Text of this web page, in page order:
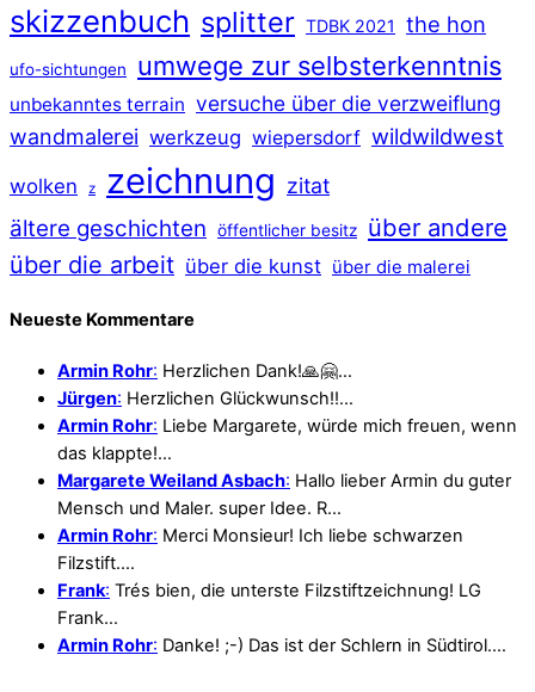
skizzenbuch splitter TDBK 2021 the hon
ufo-sichtungen umwege zur selbsterkenntnis
unbekanntes terrain versuche über die verzweiflung
wandmalerei werkzeug wiepersdorf wildwildwest
wolken z zeichnung zitat
ältere geschichten öffentlicher besitz über andere
über die arbeit über die kunst über die malerei
Neueste Kommentare
Armin Rohr: Herzlichen Dank!🙏🤗…
Jürgen: Herzlichen Glückwunsch!!…
Armin Rohr: Liebe Margarete, würde mich freuen, wenn
das klappte!…
Margarete Weiland Asbach: Hallo lieber Armin du guter
Mensch und Maler. super Idee. R…
Armin Rohr: Merci Monsieur! Ich liebe schwarzen
Filzstift.…
Frank: Trés bien, die unterste Filzstiftzeichnung! LG
Frank…
Armin Rohr: Danke! ;-) Das ist der Schlern in Südtirol.…